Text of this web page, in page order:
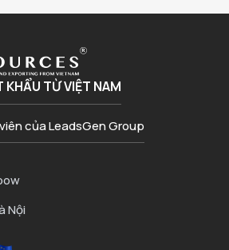
KHẨU TỪ VIỆT NAM
của LeadsGen Group
Nội